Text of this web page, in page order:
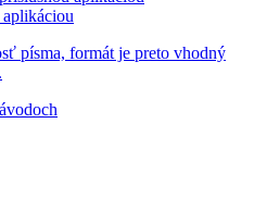
aplikáciou
písma, formát je preto vhodný